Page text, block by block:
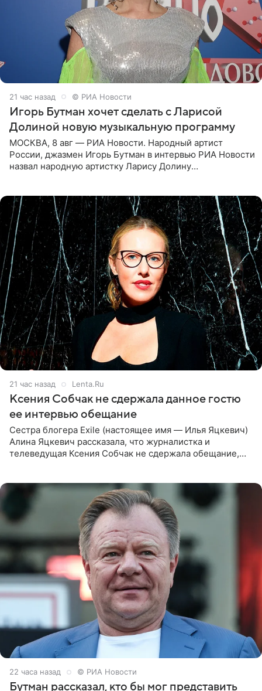
21 час назад © РИА Новости
Игорь Бутман хочет сделать с Ларисой
Долиной новую музыкальную программу
МОСКВА, 8 авг — РИА Новости. Народный артист
России, джазмен Игорь Бутман в интервью РИА Новости
назвал народную артистку Ларису Долину
21 час назад Lenta.Ru
Ксения Собчак не сдержала данное гостю
ее интервью обещание
Сестра блогера Exile (настоящее имя — Илья Яцкевич)
Алина Яцкевич рассказала, что журналистка и
телеведущая Ксения Собчак не сдержала обещание,
22 часа назад © РИА Новости
Бутман рассказал, кто бы мог представить